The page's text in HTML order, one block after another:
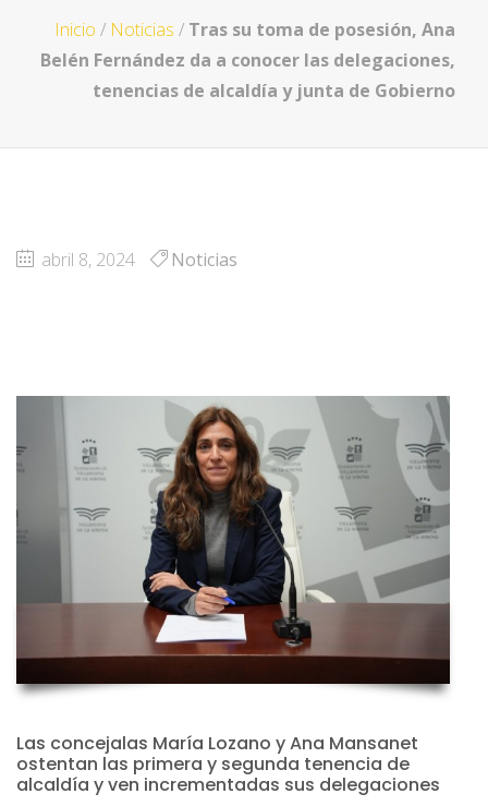
Inicio / Noticias / Tras su toma de posesión, Ana
Belén Fernández da a conocer las delegaciones,
tenencias de alcaldía y junta de Gobierno
abril 8, 2024 Noticias
Las concejalas María Lozano y Ana Mansanet
ostentan las primera y segunda tenencia de
alcaldía y ven incrementadas sus delegaciones